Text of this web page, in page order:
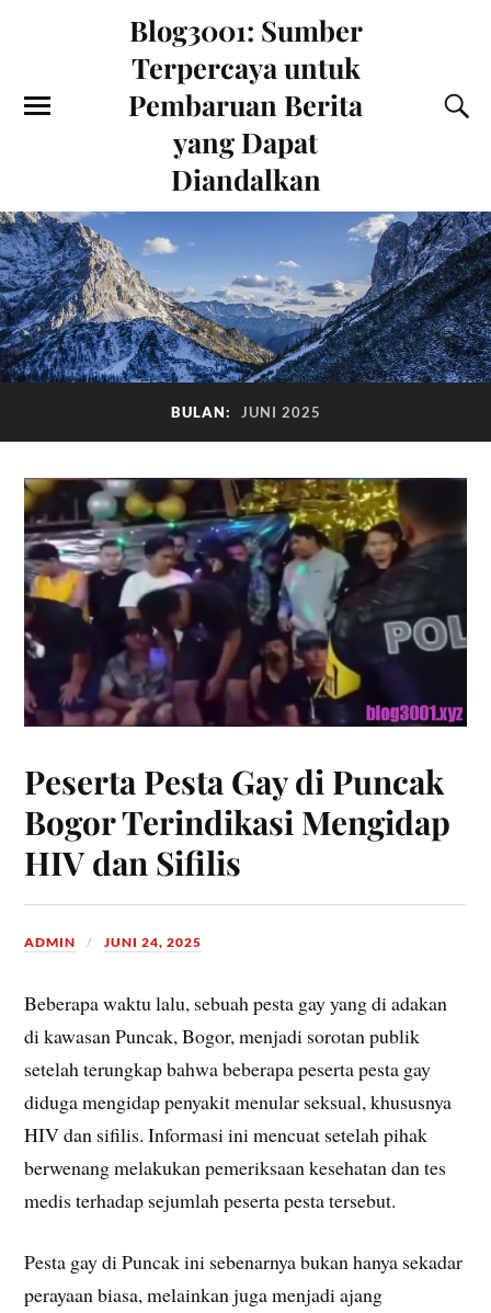
Blog3001: Sumber
Terpercaya untuk
Pembaruan Berita
yang Dapat
Diandalkan
BULAN: JUNI 2025
Peserta Pesta Gay di Puncak
Bogor Terindikasi Mengidap
HIV dan Sifilis
ADMIN JUNI 24, 2025
Beberapa waktu lalu, sebuah pesta gay yang di adakan
di kawasan Puncak, Bogor, menjadi sorotan publik
setelah terungkap bahwa beberapa peserta pesta gay
diduga mengidap penyakit menular seksual, khususnya
HIV dan sifilis. Informasi ini mencuat setelah pihak
berwenang melakukan pemeriksaan kesehatan dan tes
medis terhadap sejumlah peserta pesta tersebut.
Pesta gay di Puncak ini sebenarnya bukan hanya sekadar
perayaan biasa, melainkan juga menjadi ajang